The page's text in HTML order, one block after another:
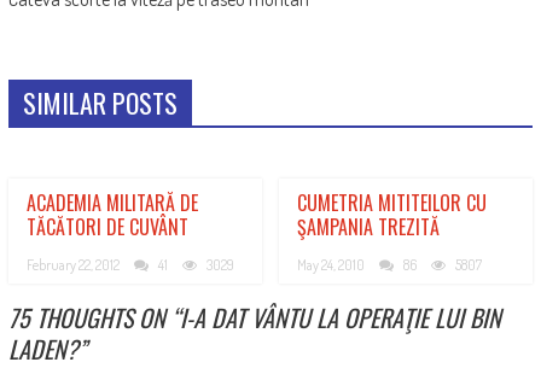
SIMILAR POSTS
ACADEMIA MILITARĂ DE
TĂCĂTORI DE CUVÂNT
February 22, 2012 41 3029
CUMETRIA MITITEILOR CU
ŞAMPANIA TREZITĂ
May 24, 2010 86 5807
75 THOUGHTS ON “I-A DAT VÂNTU LA OPERAŢIE LUI BIN
LADEN?”